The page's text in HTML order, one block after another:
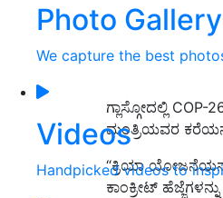
Photo Gallery
We capture the best
Videos
Handpicked videos to
ಗ್ಲಾಸ್ಗೋದಲ್ಲಿ
ಮಂತ್ರಿಯವರ
“ಕ್ರಿಯಾ
ಕಾಂಕ್ರೀಟ್